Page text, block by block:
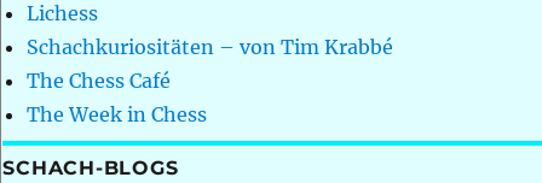
Lichess
Schachkuriositäten – von Tim Krabbé
The Chess Café
The Week in Chess
SCHACH-BLOGS